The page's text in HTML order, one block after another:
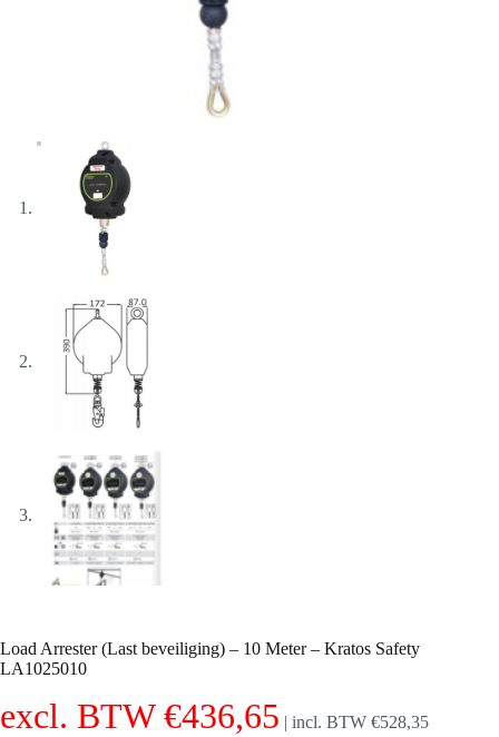
Load Arrester (Last beveiliging) – 10 Meter – Kratos Safety
LA1025010
excl. BTW€436,65 | incl. BTW €528,35